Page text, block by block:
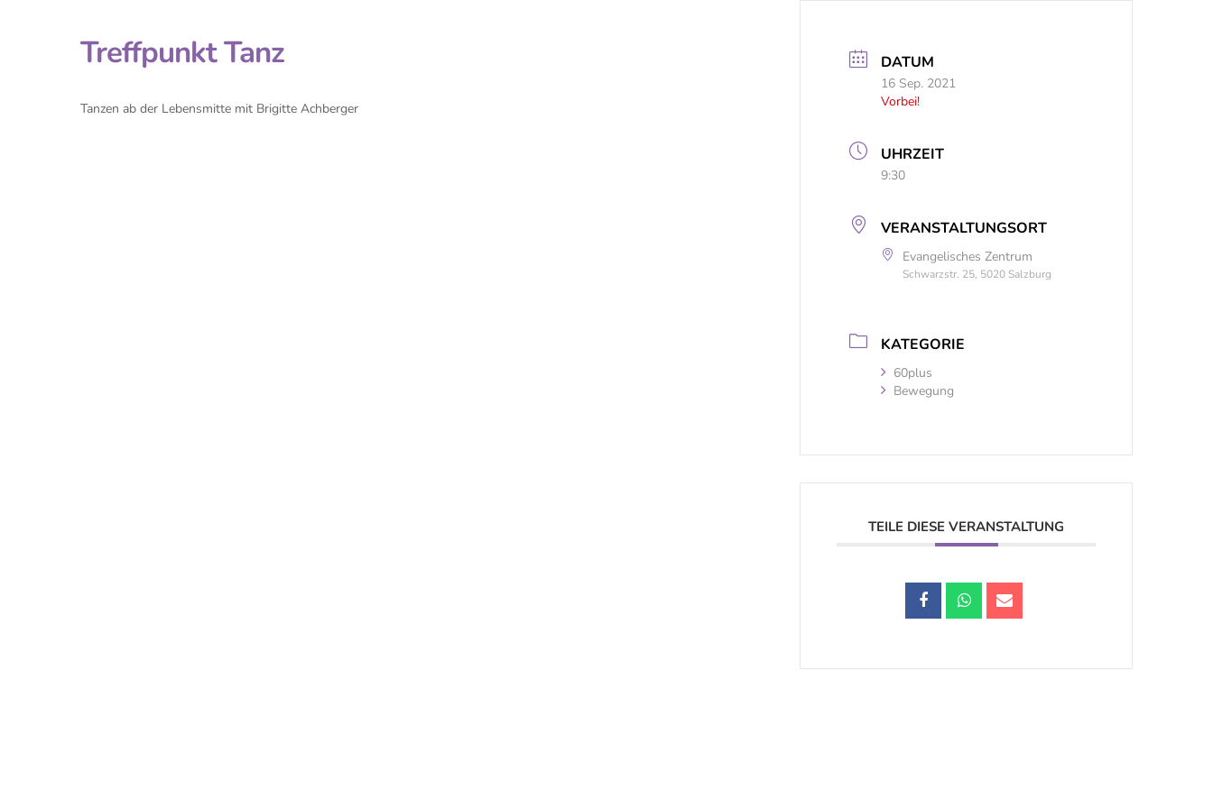
Treffpunkt Tanz
Tanzen ab der Lebensmitte mit Brigitte Achberger
DATUM
16 Sep. 2021
Vorbei!
UHRZEIT
9:30
VERANSTALTUNGSORT
Evangelisches Zentrum
Schwarzstr. 25, 5020 Salzburg
KATEGORIE
60plus
Bewegung
TEILE DIESE VERANSTALTUNG